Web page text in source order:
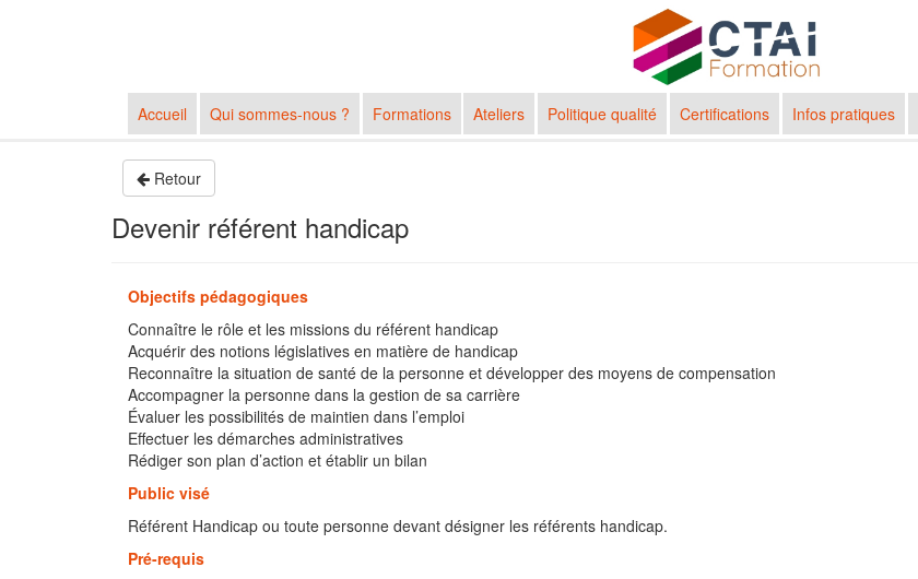
Accueil Qui sommes-nous ? Formations Ateliers Politique qualité Certifications Infos pratiques
Retour
Devenir référent handicap
Objectifs pédagogiques
Connaître le rôle et les missions du référent handicap
Acquérir des notions législatives en matière de handicap
Reconnaître la situation de santé de la personne et développer des moyens de compensation
Accompagner la personne dans la gestion de sa carrière
Évaluer les possibilités de maintien dans l’emploi
Effectuer les démarches administratives
Rédiger son plan d’action et établir un bilan
Public visé
Référent Handicap ou toute personne devant désigner les référents handicap.
Pré-requis